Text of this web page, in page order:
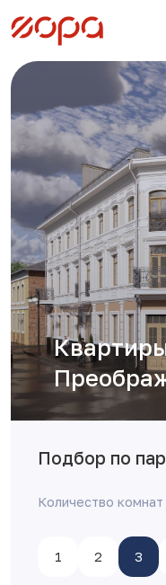
Подбор по
Количество комнат
1 2 3